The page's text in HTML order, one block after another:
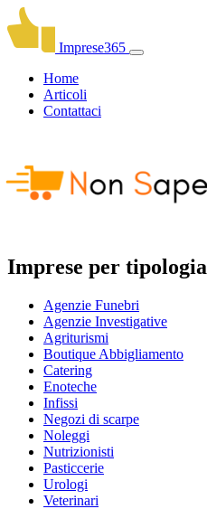
Imprese365
Home
Articoli
Contattaci
Imprese per tipologia
Agenzie Funebri
Agenzie Investigative
Agriturismi
Boutique Abbigliamento
Catering
Enoteche
Infissi
Negozi di scarpe
Noleggi
Nutrizionisti
Pasticcerie
Urologi
Veterinari